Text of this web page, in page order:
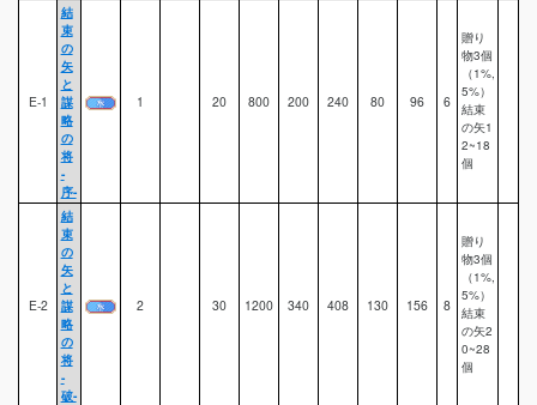
E-1
結
束
の
矢
と
謀
略
の
将
-
序-
1 20 800 200 240 80 96 6
贈り
物3個
（1%,
5%）
結束
の矢1
2~18
個
E-2
結
束
の
矢
と
謀
略
の
将
-
破-
2 30 1200 340 408 130 156 8
贈り
物3個
（1%,
5%）
結束
の矢2
0~28
個